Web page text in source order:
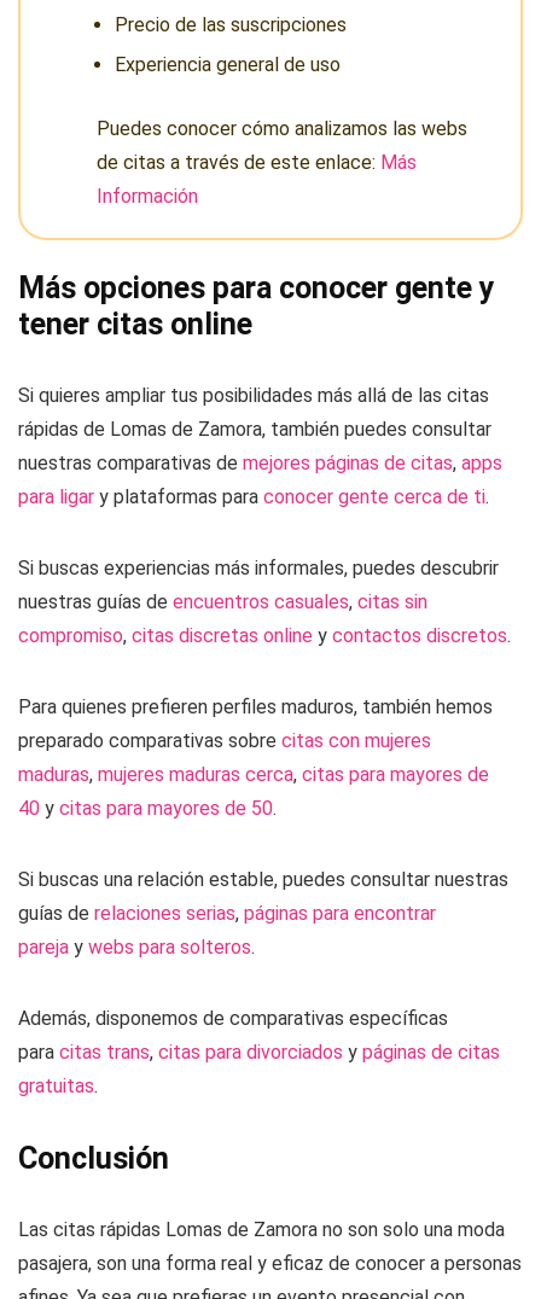
Precio de las suscripciones
Experiencia general de uso
Puedes conocer cómo analizamos las webs
de citas a través de este enlace: Más
Información
Más opciones para conocer gente y
tener citas online
Si quieres ampliar tus posibilidades más allá de las citas
rápidas de Lomas de Zamora, también puedes consultar
nuestras comparativas de mejores páginas de citas, apps
para ligar y plataformas para conocer gente cerca de ti.
Si buscas experiencias más informales, puedes descubrir
nuestras guías de encuentros casuales, citas sin
compromiso, citas discretas online y contactos discretos.
Para quienes prefieren perfiles maduros, también hemos
preparado comparativas sobre citas con mujeres
maduras, mujeres maduras cerca, citas para mayores de
40 y citas para mayores de 50.
Si buscas una relación estable, puedes consultar nuestras
guías de relaciones serias, páginas para encontrar
pareja y webs para solteros.
Además, disponemos de comparativas específicas
para citas trans, citas para divorciados y páginas de citas
gratuitas.
Conclusión
Las citas rápidas Lomas de Zamora no son solo una moda
pasajera, son una forma real y eficaz de conocer a personas